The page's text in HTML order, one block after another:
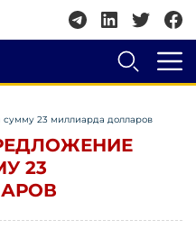
23 миллиарда долларов
23